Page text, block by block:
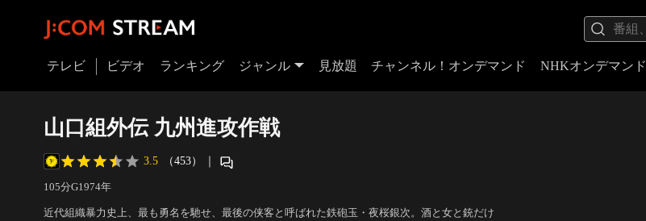
テレビ ビデオ ランキング ジャンル 見放題 チャンネル！オンデマンド NHKオンデマンド
山口組外伝 九州進攻作戦
3.5 （453） ｜
105分G1974年
近代組織暴力史上、最も勇名を馳せ、最後の侠客と呼ばれた鉄砲玉・夜桜銀次。酒と女と銃だけ